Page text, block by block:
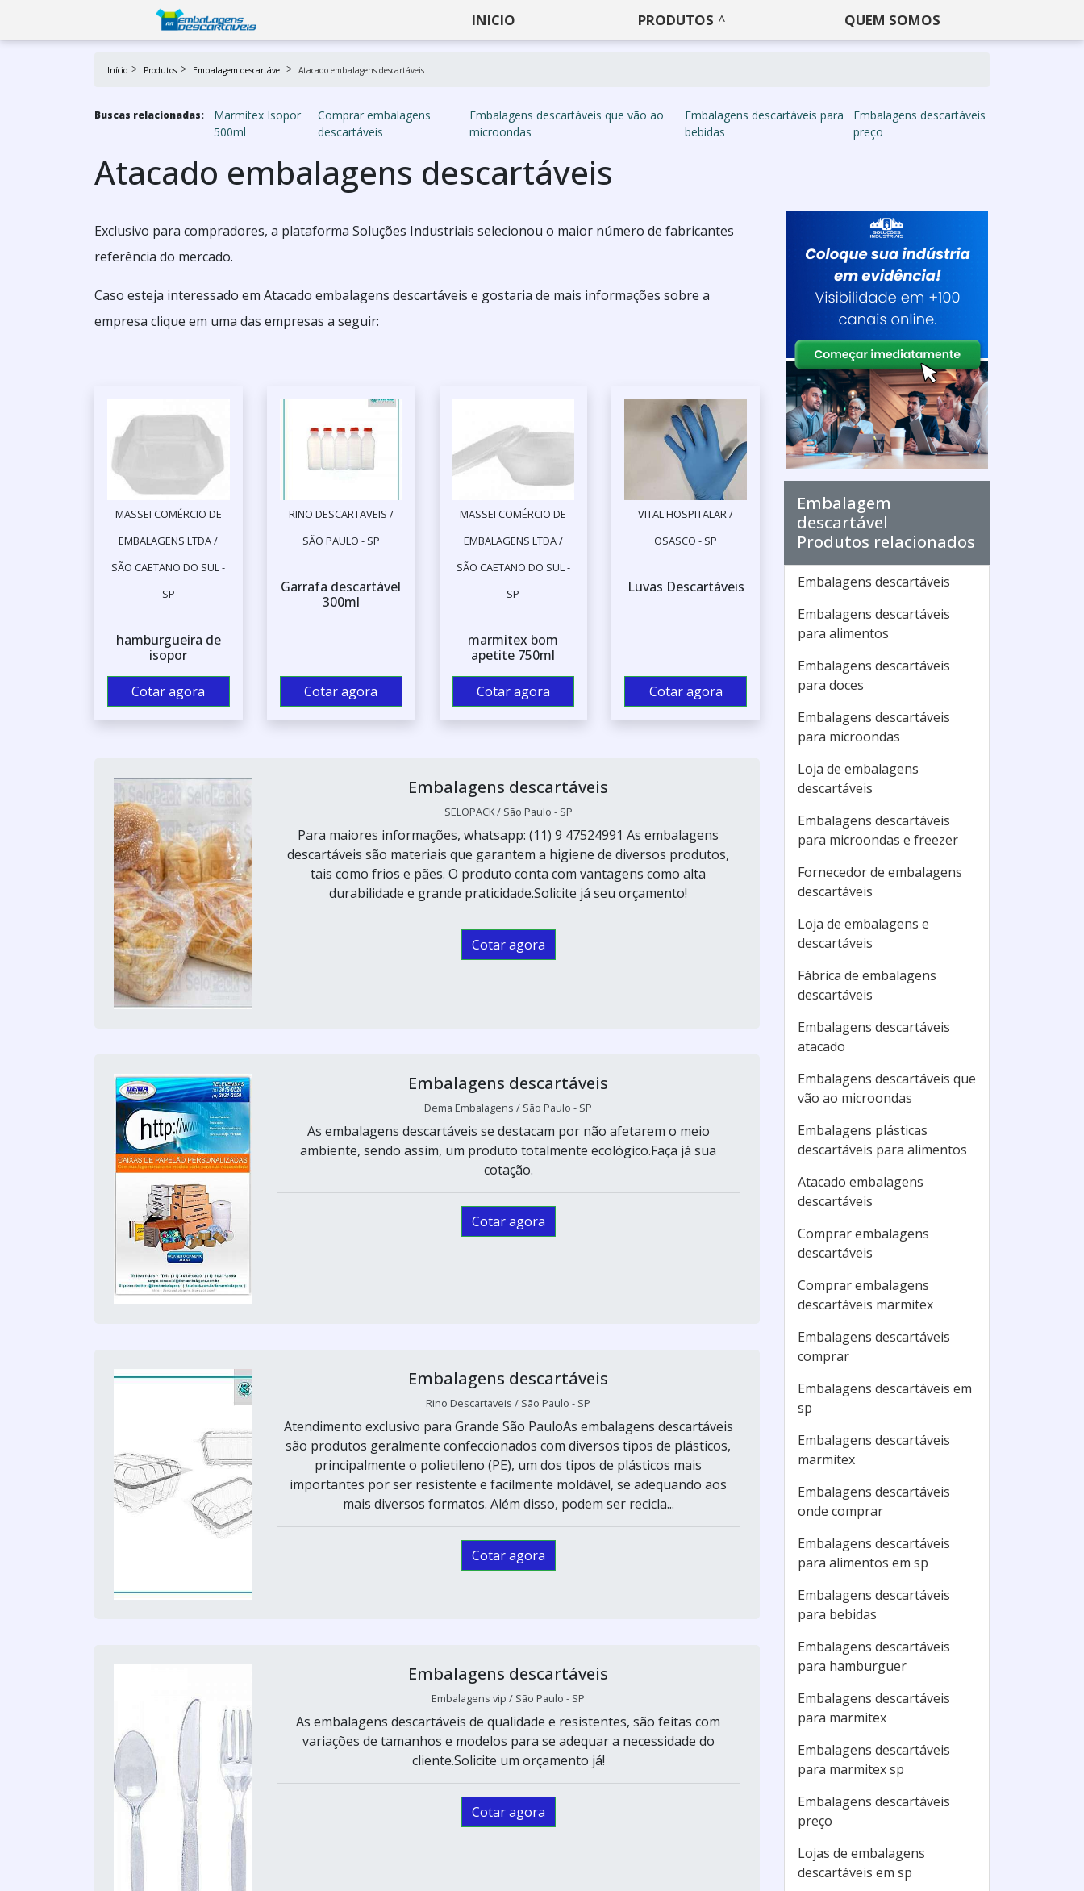
INICIO PRODUTOS QUEM SOMOS
Início Produtos Embalagem descartável Atacado embalagens descartáveis
Buscas relacionadas:
Marmitex Isopor
500ml
Comprar embalagens
descartáveis
Embalagens descartáveis que vão ao
microondas
Embalagens descartáveis para
bebidas
Embalagens descartáveis
preço
Atacado embalagens descartáveis
Exclusivo para compradores, a plataforma Soluções Industriais selecionou o maior número de fabricantes
referência do mercado.
Caso esteja interessado em Atacado embalagens descartáveis e gostaria de mais informações sobre a
empresa clique em uma das empresas a seguir:
MASSEI COMÉRCIO DE
EMBALAGENS LTDA /
SÃO CAETANO DO SUL -
SP
hamburgueira de
isopor
Cotar agora
RINO DESCARTAVEIS /
SÃO PAULO - SP
Garrafa descartável
300ml
Cotar agora
MASSEI COMÉRCIO DE
EMBALAGENS LTDA /
SÃO CAETANO DO SUL -
SP
marmitex bom
apetite 750ml
Cotar agora
VITAL HOSPITALAR /
OSASCO - SP
Luvas Descartáveis
Cotar agora
Embalagens descartáveis
SELOPACK / São Paulo - SP
Para maiores informações, whatsapp: (11) 9 47524991 As embalagens
descartáveis são materiais que garantem a higiene de diversos produtos,
tais como frios e pães. O produto conta com vantagens como alta
durabilidade e grande praticidade.Solicite já seu orçamento!
Cotar agora
Embalagens descartáveis
Dema Embalagens / São Paulo - SP
As embalagens descartáveis se destacam por não afetarem o meio
ambiente, sendo assim, um produto totalmente ecológico.Faça já sua
cotação.
Cotar agora
Embalagens descartáveis
Rino Descartaveis / São Paulo - SP
Atendimento exclusivo para Grande São PauloAs embalagens descartáveis
são produtos geralmente confeccionados com diversos tipos de plásticos,
principalmente o polietileno (PE), um dos tipos de plásticos mais
importantes por ser resistente e facilmente moldável, se adequando aos
mais diversos formatos. Além disso, podem ser recicla...
Cotar agora
Embalagens descartáveis
Embalagens vip / São Paulo - SP
As embalagens descartáveis de qualidade e resistentes, são feitas com
variações de tamanhos e modelos para se adequar a necessidade do
cliente.Solicite um orçamento já!
Cotar agora
Embalagem
descartável
Produtos relacionados
Embalagens descartáveis
Embalagens descartáveis
para alimentos
Embalagens descartáveis
para doces
Embalagens descartáveis
para microondas
Loja de embalagens
descartáveis
Embalagens descartáveis
para microondas e freezer
Fornecedor de embalagens
descartáveis
Loja de embalagens e
descartáveis
Fábrica de embalagens
descartáveis
Embalagens descartáveis
atacado
Embalagens descartáveis que
vão ao microondas
Embalagens plásticas
descartáveis para alimentos
Atacado embalagens
descartáveis
Comprar embalagens
descartáveis
Comprar embalagens
descartáveis marmitex
Embalagens descartáveis
comprar
Embalagens descartáveis em
sp
Embalagens descartáveis
marmitex
Embalagens descartáveis
onde comprar
Embalagens descartáveis
para alimentos em sp
Embalagens descartáveis
para bebidas
Embalagens descartáveis
para hamburguer
Embalagens descartáveis
para marmitex
Embalagens descartáveis
para marmitex sp
Embalagens descartáveis
preço
Lojas de embalagens
descartáveis em sp